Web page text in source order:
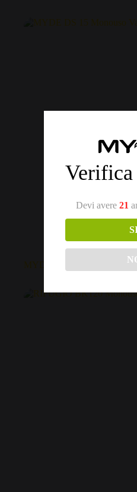
MYDE
MYDE DS 15 Monouso
Verifica
Devi avere 21